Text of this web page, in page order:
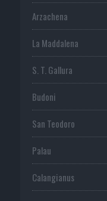
Arzachena
La Maddalena
S. T. Gallura
Budoni
San Teodoro
Palau
Calangianus